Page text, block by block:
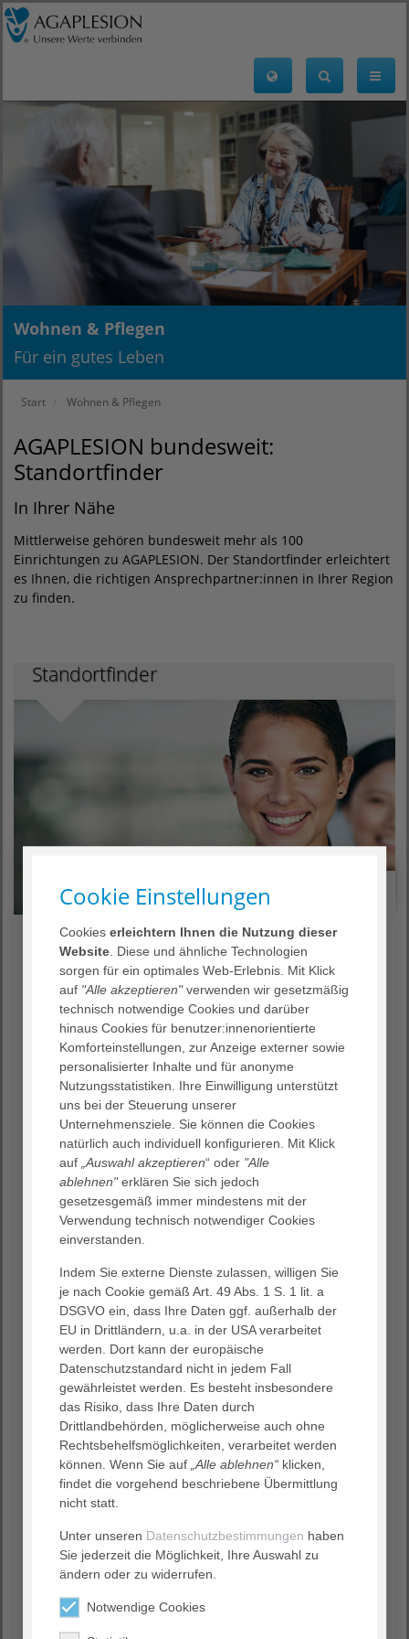
Wohnen & Pflegen
Für ein gutes Leben
Start Wohnen & Pflegen
AGAPLESION bundesweit:
Standortfinder
In Ihrer Nähe
Mittlerweise gehören bundesweit mehr als 100
Einrichtungen zu AGAPLESION. Der Standortfinder erleichtert
es Ihnen, die richtigen Ansprechpartner:innen in Ihrer Region
zu finden.
Standortfinder
Listenansicht Kartenansicht
Art der Einrichtung
Wohnen & Pflegen
Angebote
Angebote
PLZ
Radius
Radius
Suchen
Suche zurücksetzen
Cookie Einstellungen
Cookieserleichtern Ihnen die Nutzung dieser
Website . Diese und ähnliche Technologien
sorgen für ein optimales Web-Erlebnis. Mit Klick
auf "Alle akzeptieren"verwenden wir gesetzmäßig
technisch notwendige Cookies und darüber
hinaus Cookies für benutzer:innenorientierte
Komforteinstellungen, zur Anzeige externer sowie
personalisierter Inhalte und für anonyme
Nutzungsstatistiken. Ihre Einwilligung unterstützt
uns bei der Steuerung unserer
Unternehmensziele. Sie können die Cookies
natürlich auch individuell konfigurieren. Mit Klick
auf „Auswahl akzeptieren“ oder "Alle
ablehnen"erklären Sie sich jedoch
gesetzesgemäß immer mindestens mit der
Verwendung technisch notwendiger Cookies
einverstanden.
Indem Sie externe Dienste zulassen, willigen Sie
je nach Cookie gemäß Art. 49 Abs. 1 S. 1 lit. a
DSGVO ein, dass Ihre Daten ggf. außerhalb der
EU in Drittländern, u.a. in der USA verarbeitet
werden. Dort kann der europäische
Datenschutzstandard nicht in jedem Fall
gewährleistet werden. Es besteht insbesondere
das Risiko, dass Ihre Daten durch
Drittlandbehörden, möglicherweise auch ohne
Rechtsbehelfsmöglichkeiten, verarbeitet werden
können. Wenn Sie auf „Alle ablehnen“ klicken,
findet die vorgehend beschriebene Übermittlung
nicht statt.
Unter unseren Datenschutzbestimmungen haben
Sie jederzeit die Möglichkeit, Ihre Auswahl zu
ändern oder zu widerrufen.
Notwendige Cookies